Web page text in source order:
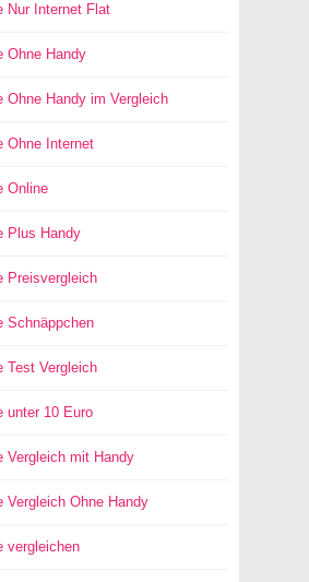
Nur Internet Flat
Ohne Handy
Ohne Handy im Vergleich
Ohne Internet
Online
Plus Handy
Preisvergleich
Schnäppchen
Test Vergleich
unter 10 Euro
Vergleich mit Handy
Vergleich Ohne Handy
vergleichen